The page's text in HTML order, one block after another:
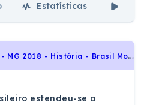
Estatísticas
U
nimontes - MG 2018 - História - Brasil Monárquico – Primeiro Reinado 1822- 1831, História do Brasil
estendeu-se a